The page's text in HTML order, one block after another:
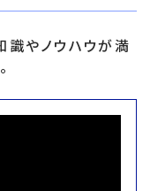
やノウハウが満